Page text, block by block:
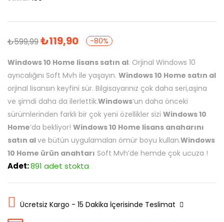
5.00puan
₺599,99₺119,90 -80%
Windows 10 Home lisans satın al. Orjinal Windows 10
ayrıcalığını Soft Mvh ile yaşayın. Windows 10 Home satın al
orjinal lisansın keyfini sür. Bilgisayarınız çok daha seri,aşina
ve şimdi daha da ilerlettik.Windows‘un daha önceki
sürümlerinden farklı bir çok yeni özellikler sizi Windows 10
Home‘da bekliyor! Windows 10 Home lisans anaharını
satın alve bütün uygulamaları ömür boyu kullan.Windows
10 Home ürün anahtarı Soft Mvh’de hemde çok ucuza !
Adet:891 adet stokta
Ücretsiz Kargo - 15 Dakika İçerisinde Teslimat